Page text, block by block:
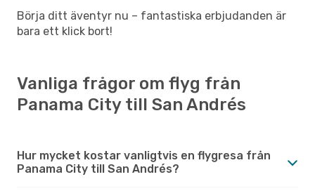
Börja ditt äventyr nu – fantastiska erbjudanden är
bara ett klick bort!
Vanliga frågor om flyg från
Panama City till San Andrés
Hur mycket kostar vanligtvis en flygresa från
Panama City till San Andrés?